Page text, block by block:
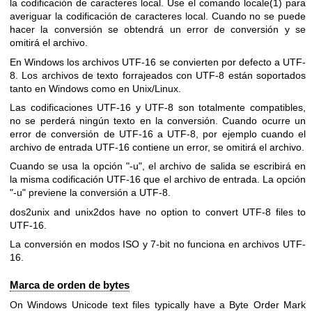
la codificación de caracteres local. Use el comando locale(1) para
averiguar la codificación de caracteres local. Cuando no se puede
hacer la conversión se obtendrá un error de conversión y se
omitirá el archivo.
En Windows los archivos UTF-16 se convierten por defecto a UTF-
8. Los archivos de texto forrajeados con UTF-8 están soportados
tanto en Windows como en Unix/Linux.
Las codificaciones UTF-16 y UTF-8 son totalmente compatibles,
no se perderá ningún texto en la conversión. Cuando ocurre un
error de conversión de UTF-16 a UTF-8, por ejemplo cuando el
archivo de entrada UTF-16 contiene un error, se omitirá el archivo.
Cuando se usa la opción "-u", el archivo de salida se escribirá en
la misma codificación UTF-16 que el archivo de entrada. La opción
"-u" previene la conversión a UTF-8.
dos2unix and unix2dos have no option to convert UTF-8 files to
UTF-16.
La conversión en modos ISO y 7-bit no funciona en archivos UTF-
16.
Marca de orden de bytes
On Windows Unicode text files typically have a Byte Order Mark